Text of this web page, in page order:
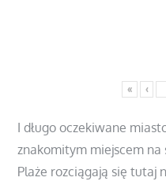
« ‹
I długo oczekiwane
znakomitym miejscem
Plaże rozciągają się tutaj